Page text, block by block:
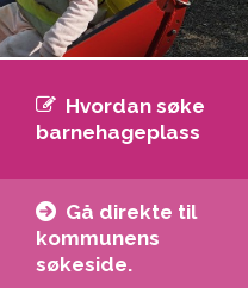
Hvordan søke
barnehageplass
Gå direkte til
kommunens
søkeside.